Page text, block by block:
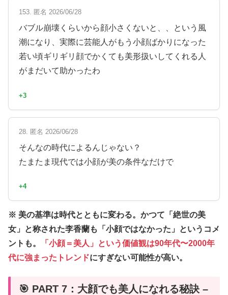
153. 匿名 2026/06/28
バブル崩壊くらいから顔小さくないと、、という風
潮になり、実際に芸能人がもう小顔ばかりになった
若い頃ギリギリ顔でかくても美形扱いしてくれる人
がまだいて助かったわ
+3
28. 匿名 2026/06/28
そんなの時代によるんじゃない？
たまたま現代では小顔が美の条件なだけで
+4
※ 美の基準は時代とともに変わる。かつて「絶世の美
女」と称された李香蘭も「小顔ではなかった」というコメ
ントも。
「小顔＝美人」という価値観は90年代〜2000年
代に強まったトレンドにすぎない可能性が高い。
🎯 PART 7：大顔でも美人になれる秘訣 –